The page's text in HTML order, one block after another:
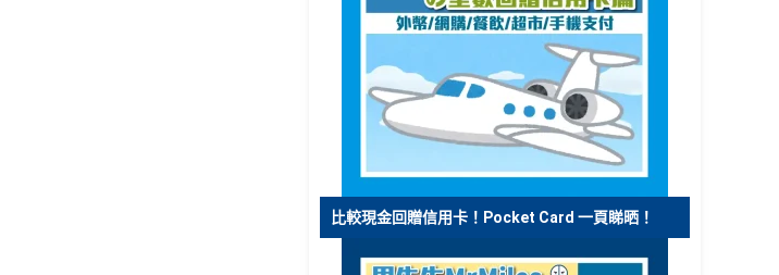
比較現金回贈信用卡！Pocket Card 一頁睇晒！